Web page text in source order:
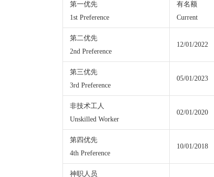
第一优先
1st Preference
有名额
Current
第二优先
2nd Preference
12/01/2022
第三优先
3rd Preference
05/01/2023
非技术工人
Unskilled Worker
02/01/2020
第四优先
4th Preference
10/01/2018
神职人员